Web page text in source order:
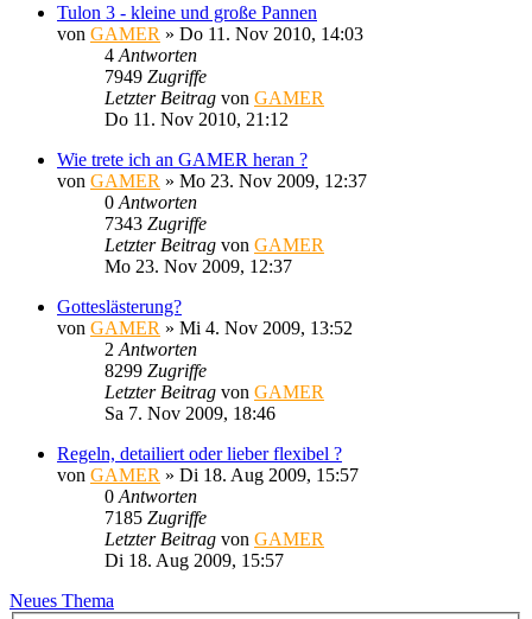
Tulon 3 - kleine und große Pannen
von GAMER » Do 11. Nov 2010, 14:03
4 Antworten
7949 Zugriffe
Letzter Beitrag von GAMER
Do 11. Nov 2010, 21:12
Wie trete ich an GAMER heran ?
von GAMER » Mo 23. Nov 2009, 12:37
0 Antworten
7343 Zugriffe
Letzter Beitrag von GAMER
Mo 23. Nov 2009, 12:37
Gotteslästerung?
von GAMER » Mi 4. Nov 2009, 13:52
2 Antworten
8299 Zugriffe
Letzter Beitrag von GAMER
Sa 7. Nov 2009, 18:46
Regeln, detailiert oder lieber flexibel ?
von GAMER » Di 18. Aug 2009, 15:57
0 Antworten
7185 Zugriffe
Letzter Beitrag von GAMER
Di 18. Aug 2009, 15:57
Neues Thema